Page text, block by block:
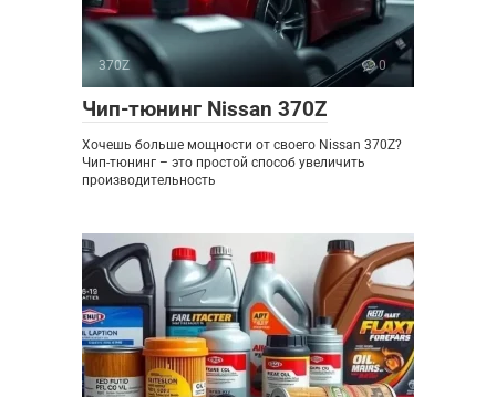
370Z 0
Чип-тюнинг Nissan 370Z
Хочешь больше мощности от своего Nissan 370Z?
Чип-тюнинг – это простой способ увеличить
производительность